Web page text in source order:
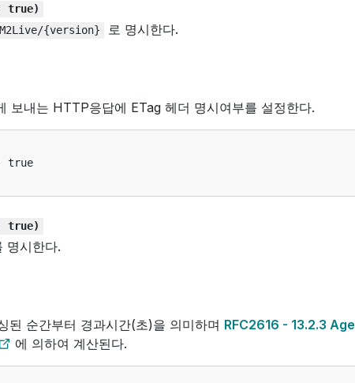
true)
M2Live/{version} 로 명시한다.
보내는 HTTP응답에 ETag 헤더 명시여부를 설정한다.
true
true)
명시한다.
된 순간부터 경과시간(초)을 의미하며 RFC2616 - 13.2.3 Age
에 의하여 계산된다.